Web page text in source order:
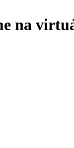
na